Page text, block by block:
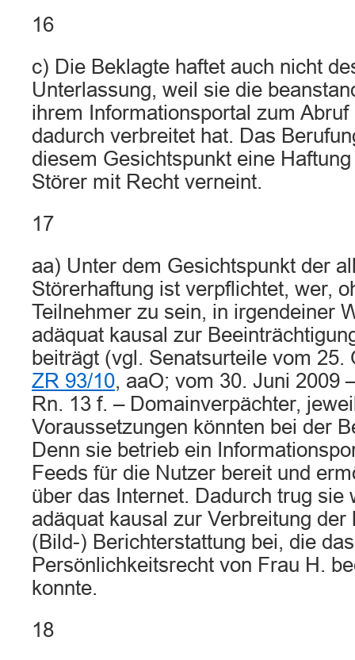
16
c) Die Beklagte haftet auch nicht
Unterlassung, weil sie die
ihrem Informationsportal zum
dadurch verbreitet hat. Das
diesem Gesichtspunkt eine
Störer mit Recht verneint.
17
aa) Unter dem Gesichtspunkt der
Störerhaftung ist verpflichtet, wer,
Teilnehmer zu sein, in irgendeiner
adäquat kausal zur
beiträgt (vgl. Senatsurteile vom 25.
ZR 93/10, aaO; vom 30. Juni 2009
Rn. 13 f. – Domainverpächter,
Voraussetzungen könnten bei der
Denn sie betrieb ein
Feeds für die Nutzer bereit und
über das Internet. Dadurch trug sie
adäquat kausal zur Verbreitung der
(Bild-) Berichterstattung bei, die
Persönlichkeitsrecht von Frau H.
konnte.
18